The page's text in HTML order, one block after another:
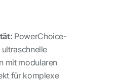
PowerChoice-
mit modularen
für komplexe